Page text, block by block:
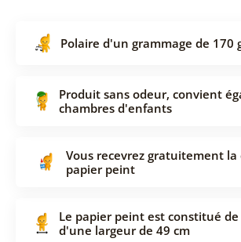
Polaire d'un grammage de 170
Produit sans odeur, convient
chambres d'enfants
Vous recevrez gratuitement la
papier peint
Le papier peint est constitué
d'une largeur de 49 cm